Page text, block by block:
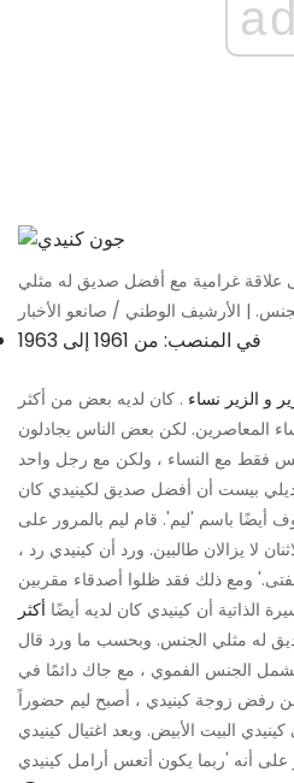
ad
علاقة غرامية مع أفضل صديق له مثلي
| الأرشيف الوطني / صانعو الأخبار
في المنصب: من 1961 إلى 1963
و الزير نساء . كان لديه بعض من أكثر
المعاصرين. لكن بعض الناس يجادلون
فقط مع النساء ، ولكن مع رجل واحد
بيست أن أفضل صديق لكينيدي كان
أيضًا باسم 'ليم'. قام ليم بالمرور على
لا يزالان طالبين. ورد أن كينيدي رد ،
الذاتية أن كينيدي كان لديه أيضًا أكثر
له مثلي الجنس. وبحسب ما ورد قال
الجنس الفموي ، مع جاك دائمًا في
رفض زوجة كينيدي ، أصبح ليم حضوراً
البيت الأبيض. وبعد اغتيال كينيدي